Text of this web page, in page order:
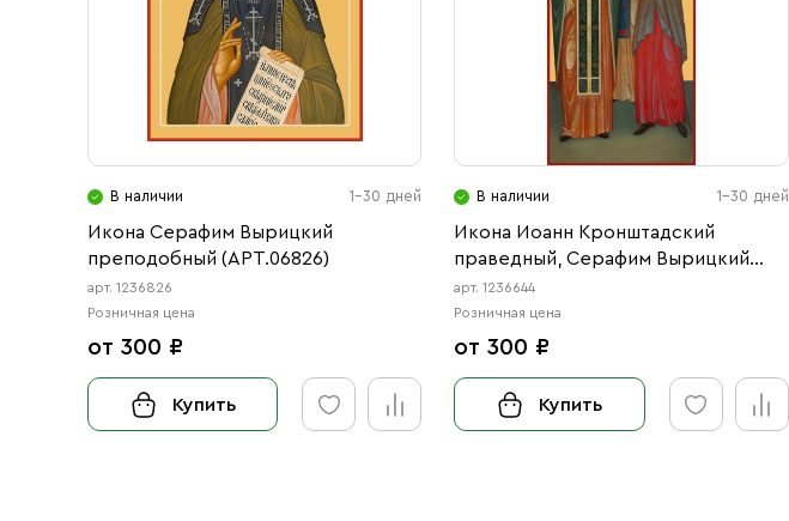
В наличии 1-30 дней
Икона Серафим Вырицкий
преподобный (АРТ.06826)
арт. 1236826
Розничная цена
от 300 ₽
Купить
В наличии 1-30 дней
Икона Иоанн Кронштадский
праведный, Серафим Вырицкий
преподобный, Ксения
Петербургская блаженная
(АРТ.06644)
арт. 1236644
Розничная цена
от 300 ₽
Купить